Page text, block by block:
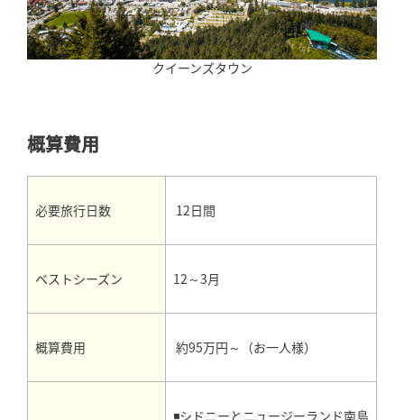
クイーンズタウン
概算費用
必要旅行日数 12日間
ベストシーズン 12～3月
概算費用 約95万円～（お一人様）
◾シドニーとニュージーランド南島